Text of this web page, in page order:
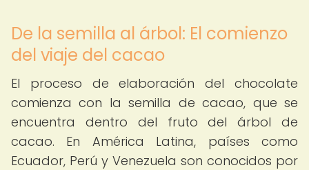
De la semilla al árbol: El comienzo
del viaje del cacao
El proceso de elaboración del chocolate
comienza con la semilla de cacao, que se
encuentra dentro del fruto del árbol de
cacao. En América Latina, países como
Ecuador, Perú y Venezuela son conocidos por